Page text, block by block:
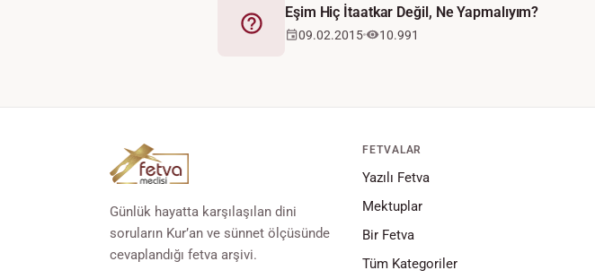
Fetva
Eşim Hiç İtaatkar Değil, Ne Yapmalıyım?
09.02.2015 10.991
Günlük hayatta karşılaşılan dini
soruların Kur’an ve sünnet ölçüsünde
cevaplandığı fetva arşivi.
FETVALAR
Yazılı Fetva
Mektuplar
Bir Fetva
Tüm Kategoriler